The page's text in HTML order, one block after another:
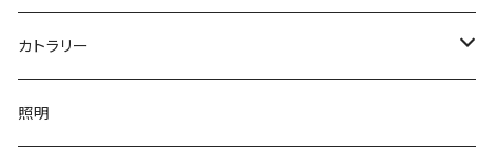
網代編み
透かし網代編み
ござ目編み
バスケット
竹ペン
ペーパーナイフ
カトラリー
お箸
照明